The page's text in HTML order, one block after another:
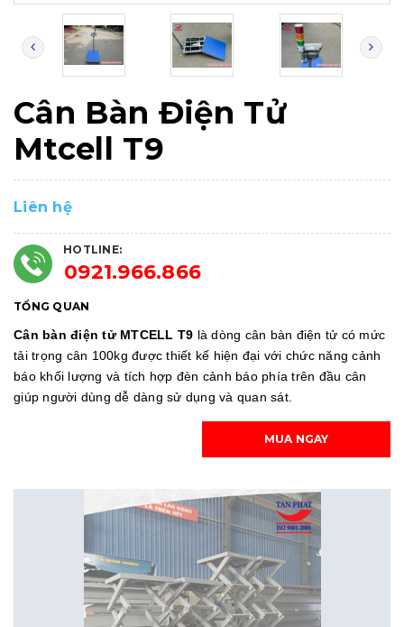
Cân Bàn Điện Tử
Mtcell T9
Liên hệ
HOTLINE:
0921.966.866
TỔNG QUAN
Cân bàn điện tử MTCELL T9 là dòng cân bàn điện tử có mức
tải trọng cân 100kg được thiết kế hiện đại với chức năng cảnh
báo khối lượng và tích hợp đèn cảnh báo phía trên đầu cân
giúp người dùng dễ dàng sử dụng và quan sát.
MUA NGAY